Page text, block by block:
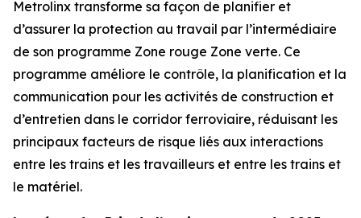
Metrolinx transforme sa façon de planifier et
d’assurer la protection au travail par l’intermédiaire
de son programme Zone rouge Zone verte. Ce
programme améliore le contrôle, la planification et la
communication pour les activités de construction et
d’entretien dans le corridor ferroviaire, réduisant les
principaux facteurs de risque liés aux interactions
entre les trains et les travailleurs et entre les trains et
le matériel.